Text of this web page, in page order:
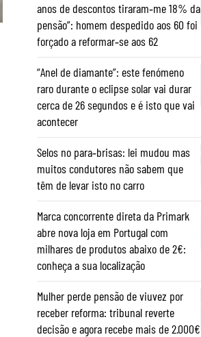
anos de descontos tiraram‑me 18% da
pensão”: homem despedido aos 60 foi
forçado a reformar‑se aos 62
“Anel de diamante”: este fenómeno
raro durante o eclipse solar vai durar
cerca de 26 segundos e é isto que vai
acontecer
Selos no para‑brisas: lei mudou mas
muitos condutores não sabem que
têm de levar isto no carro
Marca concorrente direta da Primark
abre nova loja em Portugal com
milhares de produtos abaixo de 2€:
conheça a sua localização
Mulher perde pensão de viuvez por
receber reforma: tribunal reverte
decisão e agora recebe mais de 2.000€